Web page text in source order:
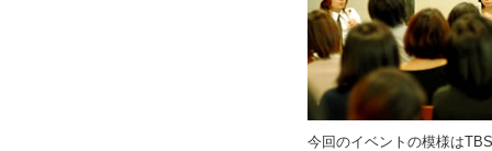
今回のイベントの模様は